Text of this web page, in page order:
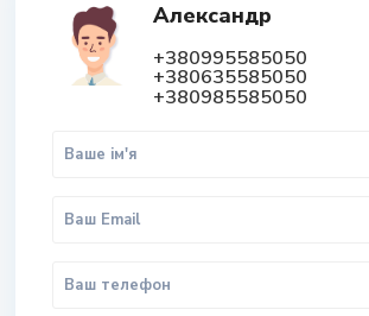
Александр
+380995585050
+380635585050
+380985585050